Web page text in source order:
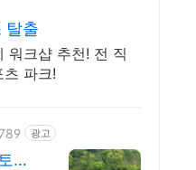
탈출
워크샵 추천! 전 직
파크!
광고
가